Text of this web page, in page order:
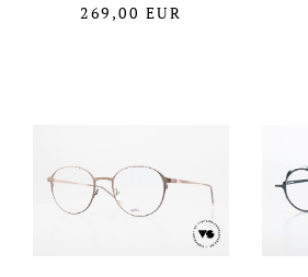
269,00 EUR